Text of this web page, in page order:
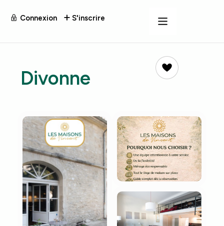
Connexion S'inscrire
Divonne